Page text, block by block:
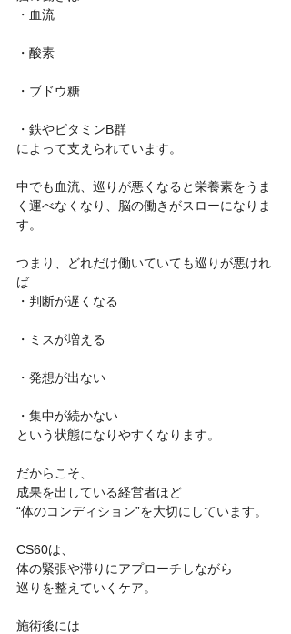
・血流
・酸素
・ブドウ糖
・鉄やビタミンB群
によって支えられています。
中でも血流、巡りが悪くなると栄養素をうま
く運べなくなり、脳の働きがスローになりま
す。
つまり、どれだけ働いていても巡りが悪けれ
ば
・判断が遅くなる
・ミスが増える
・発想が出ない
・集中が続かない
という状態になりやすくなります。
だからこそ、
成果を出している経営者ほど
“体のコンディション”を大切にしています。
CS60は、
体の緊張や滞りにアプローチしながら
巡りを整えていくケア。
施術後には